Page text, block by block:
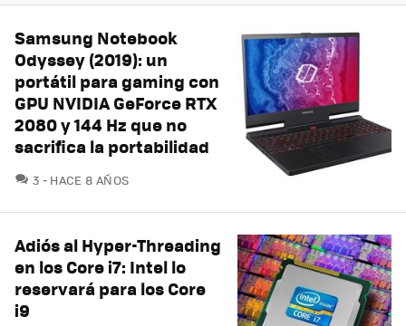
Samsung Notebook
Odyssey (2019): un
portátil para gaming con
GPU NVIDIA GeForce RTX
2080 y 144 Hz que no
sacrifica la portabilidad
3 COMENTARIOS
HACE 8 AÑOS
Adiós al Hyper-Threading
en los Core i7: Intel lo
reservará para los Core
i9